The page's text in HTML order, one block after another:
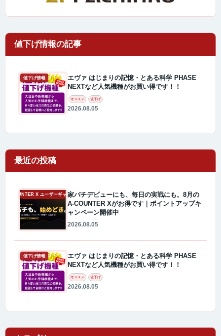
値下げ情報
エヴァ はじまりの記憶・とある科学 PHASE
NEXTなど人気機種がお買い得です！！
オススメ 値下げ
2026.08.05
最近の投稿
A-COUNTER X ユーザーギャラリー家パチデビューにも、毎日の実戦にも。8月の
A-COUNTER Xがお得です｜ポイントアップキ
ャンペーン開催中
2026.08.05
値下げ情報
エヴァ はじまりの記憶・とある科学 PHASE
NEXTなど人気機種がお買い得です！！
オススメ 値下げ
2026.08.05